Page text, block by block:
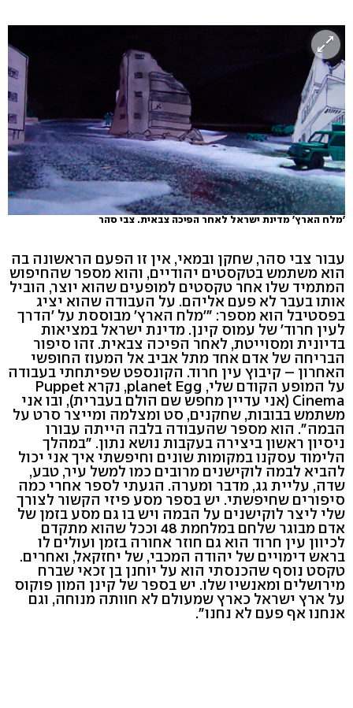
'מלח הארץ' מדינת ישראל לאחר הפיכה צבאית. צבי סהר
עבור צבי סהר, שחקן ובמאי, אין זו הפעם הראשונה בה
הוא משתמש בטקסטים יהודיים, והוא מספר שהחיפוש
המתמיד שלו אחר טקסטים למופעים שהוא יוצר, הוביל
אותו בעבר לא פעם אליהם. על העבודה שהוא יציג
בפסטיבל הוא מספר: "'מלח הארץ' מבוססת על 'הדרך
לעין חרוד' של עמוס קינן. מדינת ישראל במציאות
בדיונית ומסוייטת, לאחר הפיכה צבאית. זהו סיפור
הבריחה של אדם אחד מתל אביב אל המעוז החופשי
האחרון – קיבוץ עין חרוד. הקונספט שפיתחתי בעבודה
על המופע הקודם שלי, planet Egg, נקרא Puppet
Cinema (אני עדיין מחפש שם הולם בעברית), ובו אני
משתמש בבובות, שחקנים, סט ומצלמה ומייצר סרט על
הבמה". הוא מספר שהעבודה בלבה הייתה עבורו
ניסיון ראשון ביצירה בעקבות נושא נתון. "במהלך
הלימוד עסקנו במקומות שונים וחיפשתי איך אני יכול
להביא לבמה לוקישנים מרובים כמו למשל עיר, טבע,
שדה, עליית גג, מדבר ומערה. הגעתי לספר אחרי כמה
סיפורים שחיפשתי. יש בספר מסע פיזי הקשור לצורך
שלי ליצר לוקישנים על הבמה ויש בו גם מסע בזמן של
אדם מבוגר שלחם במלחמת 48 וככל שהוא מתקדם
לכיוון עין חרוד הוא גם חוזר אחורה בזמן ועולים לו
בראש דימויים של יהודה המכבי, של יחזקאל, ואחרים.
טקסט נוסף שהכנסתי הוא על יוחנן בן זכאי שברח
מירושלים ומאנשיו שלו. יש בספר של קינן המון פוקוס
על ארץ ישראל כארץ שמעולם לא חוותה מנוחה, וגם
אנחנו אף פעם לא נחנו".